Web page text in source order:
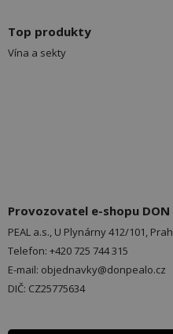
Top produkty
Vína a sekty
Provozovatel e-shopu DON
PEAL a.s., U Plynárny 412/101,
Telefon: +420 725 744 315
E-mail: objednavky@donpealo.cz
DIČ: CZ25775634